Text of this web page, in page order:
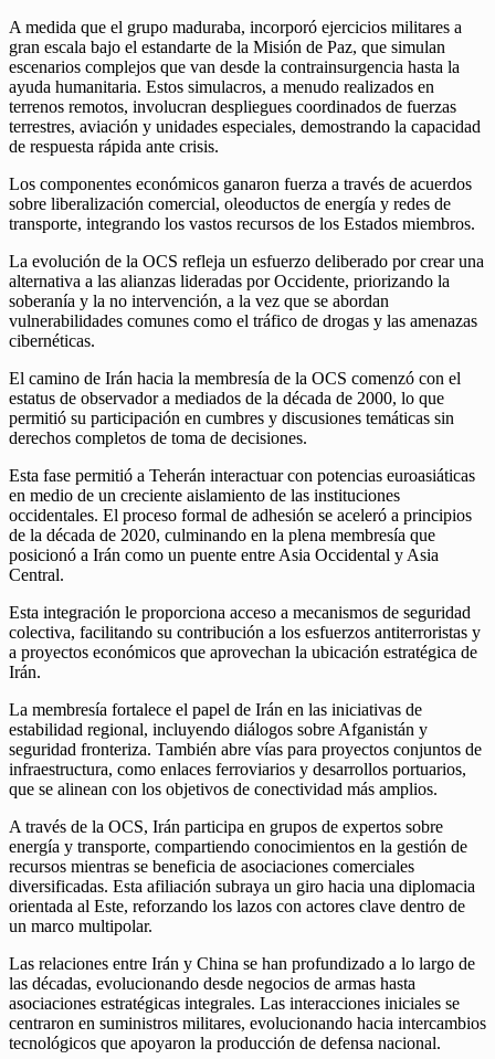
A medida que el grupo maduraba, incorporó ejercicios militares a
gran escala bajo el estandarte de la Misión de Paz, que simulan
escenarios complejos que van desde la contrainsurgencia hasta la
ayuda humanitaria. Estos simulacros, a menudo realizados en
terrenos remotos, involucran despliegues coordinados de fuerzas
terrestres, aviación y unidades especiales, demostrando la capacidad
de respuesta rápida ante crisis.
Los componentes económicos ganaron fuerza a través de acuerdos
sobre liberalización comercial, oleoductos de energía y redes de
transporte, integrando los vastos recursos de los Estados miembros.
La evolución de la OCS refleja un esfuerzo deliberado por crear una
alternativa a las alianzas lideradas por Occidente, priorizando la
soberanía y la no intervención, a la vez que se abordan
vulnerabilidades comunes como el tráfico de drogas y las amenazas
cibernéticas.
El camino de Irán hacia la membresía de la OCS comenzó con el
estatus de observador a mediados de la década de 2000, lo que
permitió su participación en cumbres y discusiones temáticas sin
derechos completos de toma de decisiones.
Esta fase permitió a Teherán interactuar con potencias euroasiáticas
en medio de un creciente aislamiento de las instituciones
occidentales. El proceso formal de adhesión se aceleró a principios
de la década de 2020, culminando en la plena membresía que
posicionó a Irán como un puente entre Asia Occidental y Asia
Central.
Esta integración le proporciona acceso a mecanismos de seguridad
colectiva, facilitando su contribución a los esfuerzos antiterroristas y
a proyectos económicos que aprovechan la ubicación estratégica de
Irán.
La membresía fortalece el papel de Irán en las iniciativas de
estabilidad regional, incluyendo diálogos sobre Afganistán y
seguridad fronteriza. También abre vías para proyectos conjuntos de
infraestructura, como enlaces ferroviarios y desarrollos portuarios,
que se alinean con los objetivos de conectividad más amplios.
A través de la OCS, Irán participa en grupos de expertos sobre
energía y transporte, compartiendo conocimientos en la gestión de
recursos mientras se beneficia de asociaciones comerciales
diversificadas. Esta afiliación subraya un giro hacia una diplomacia
orientada al Este, reforzando los lazos con actores clave dentro de
un marco multipolar.
Las relaciones entre Irán y China se han profundizado a lo largo de
las décadas, evolucionando desde negocios de armas hasta
asociaciones estratégicas integrales. Las interacciones iniciales se
centraron en suministros militares, evolucionando hacia intercambios
tecnológicos que apoyaron la producción de defensa nacional.